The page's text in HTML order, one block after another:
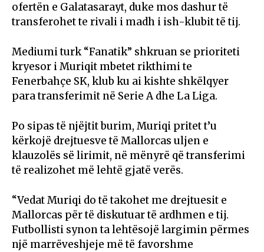
ofertën e Galatasarayt, duke mos dashur të
transferohet te rivali i madh i ish-klubit të tij.
Mediumi turk “Fanatik” shkruan se prioriteti
kryesor i Muriqit mbetet rikthimi te
Fenerbahçe SK, klub ku ai kishte shkëlqyer
para transferimit në Serie A dhe La Liga.
Po sipas të njëjtit burim, Muriqi pritet t’u
kërkojë drejtuesve të Mallorcas uljen e
klauzolës së lirimit, në mënyrë që transferimi
të realizohet më lehtë gjatë verës.
“Vedat Muriqi do të takohet me drejtuesit e
Mallorcas për të diskutuar të ardhmen e tij.
Futbollisti synon ta lehtësojë largimin përmes
një marrëveshjeje më të favorshme